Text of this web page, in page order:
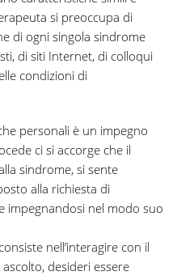
si preoccupa di
di ogni singola sindrome
di siti Internet, di colloqui
condizioni di
personali è un impegno
ci si accorge che il
sindrome, si sente
alla richiesta di
impegnandosi nel modo suo
nell’interagire con il
desideri essere